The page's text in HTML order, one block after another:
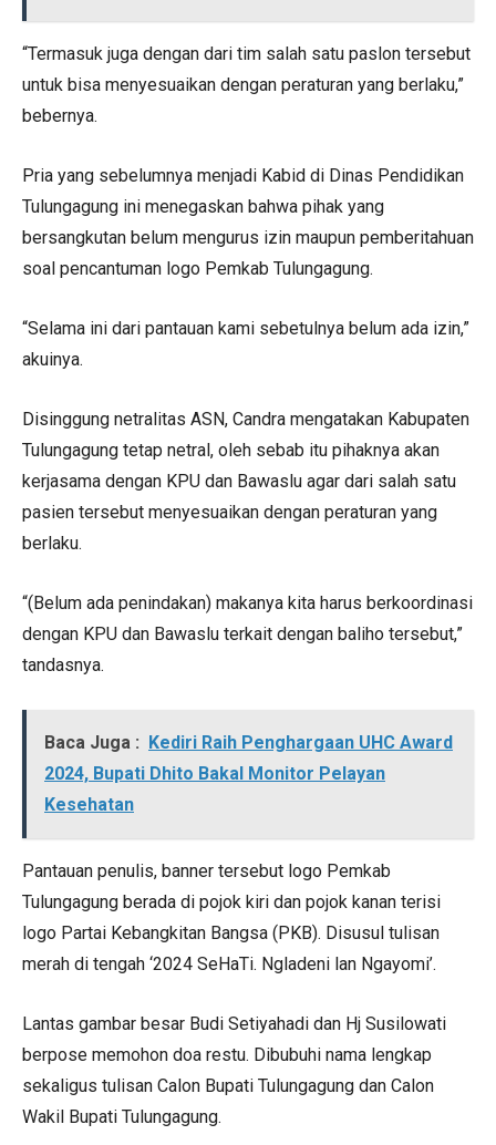
“Termasuk juga dengan dari tim salah satu paslon tersebut
untuk bisa menyesuaikan dengan peraturan yang berlaku,”
bebernya.
Pria yang sebelumnya menjadi Kabid di Dinas Pendidikan
Tulungagung ini menegaskan bahwa pihak yang
bersangkutan belum mengurus izin maupun pemberitahuan
soal pencantuman logo Pemkab Tulungagung.
“Selama ini dari pantauan kami sebetulnya belum ada izin,”
akuinya.
Disinggung netralitas ASN, Candra mengatakan Kabupaten
Tulungagung tetap netral, oleh sebab itu pihaknya akan
kerjasama dengan KPU dan Bawaslu agar dari salah satu
pasien tersebut menyesuaikan dengan peraturan yang
berlaku.
“(Belum ada penindakan) makanya kita harus berkoordinasi
dengan KPU dan Bawaslu terkait dengan baliho tersebut,”
tandasnya.
Baca Juga :
Kediri Raih Penghargaan UHC Award
2024, Bupati Dhito Bakal Monitor Pelayan
Kesehatan
Pantauan penulis, banner tersebut logo Pemkab
Tulungagung berada di pojok kiri dan pojok kanan terisi
logo Partai Kebangkitan Bangsa (PKB). Disusul tulisan
merah di tengah ‘2024 SeHaTi. Ngladeni lan Ngayomi’.
Lantas gambar besar Budi Setiyahadi dan Hj Susilowati
berpose memohon doa restu. Dibubuhi nama lengkap
sekaligus tulisan Calon Bupati Tulungagung dan Calon
Wakil Bupati Tulungagung.